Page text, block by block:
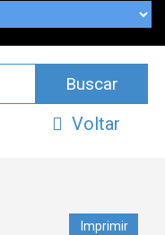
Voltar
Imprimir